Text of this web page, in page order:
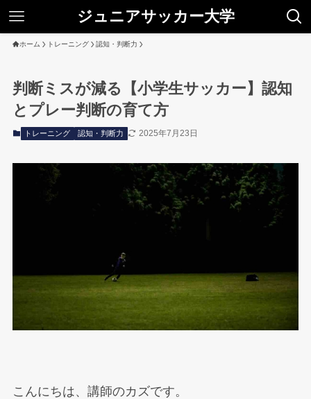
ジュニアサッカー大学
ホーム トレーニング 認知・判断力
判断ミスが減る【小学生サッカー】認知
とプレー判断の育て方
トレーニング 認知・判断力 2025年7月23日
こんにちは、講師のカズです。